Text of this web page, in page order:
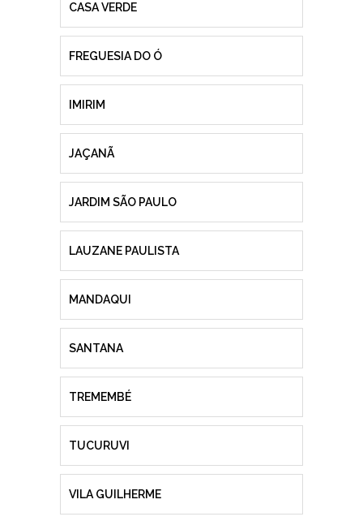
CASA VERDE
FREGUESIA DO Ó
IMIRIM
JAÇANÃ
JARDIM SÃO PAULO
LAUZANE PAULISTA
MANDAQUI
SANTANA
TREMEMBÉ
TUCURUVI
VILA GUILHERME